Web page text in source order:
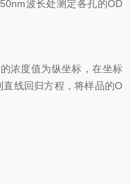
波长处测定各孔的OD
浓度值为纵坐标，在坐标
直线回归方程 ，将样品的O